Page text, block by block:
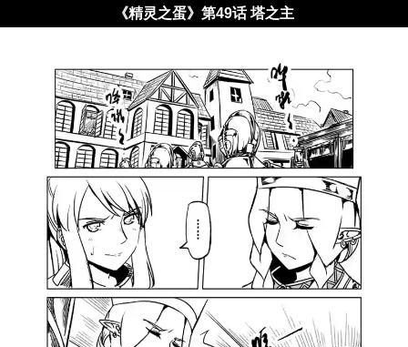
《精灵之蛋》第49话 塔之主